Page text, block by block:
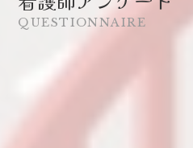
QUESTIONNAIRE